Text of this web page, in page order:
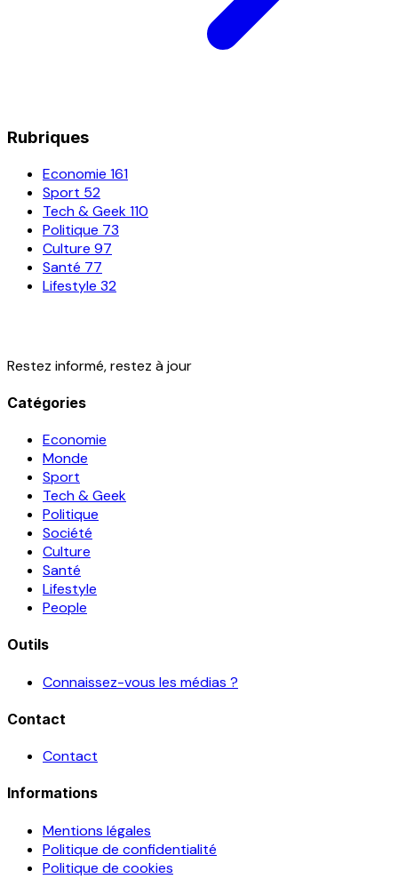
Rubriques
Economie 161
Sport 52
Tech & Geek110
Politique 73
Culture 97
Santé 77
Lifestyle 32
Restez informé, restez à jour
Catégories
Economie
Monde
Sport
Tech & Geek
Politique
Société
Culture
Santé
Lifestyle
People
Outils
Connaissez-vous les médias ?
Contact
Contact
Informations
Mentions légales
Politique de confidentialité
Politique de cookies